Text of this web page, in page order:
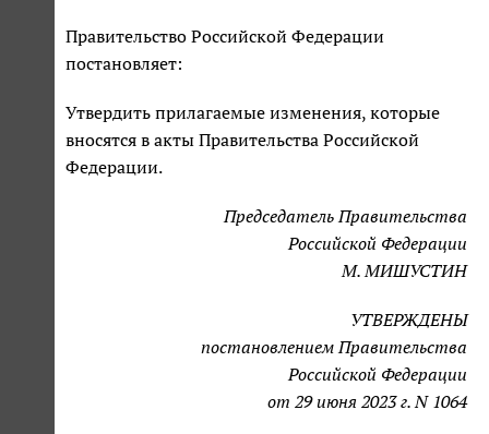
Правительство Российской Федерации
постановляет:
Утвердить прилагаемые изменения, которые
вносятся в акты Правительства Российской
Федерации.
Председатель Правительства
Российской Федерации
М. МИШУСТИН
УТВЕРЖДЕНЫ
постановлением Правительства
Российской Федерации
от 29 июня 2023 г. N 1064